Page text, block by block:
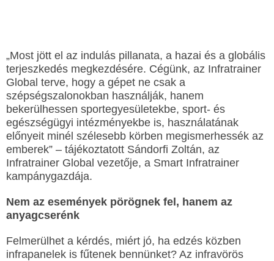
„Most jött el az indulás pillanata, a hazai és a globális
terjeszkedés megkezdésére. Cégünk, az Infratrainer
Global terve, hogy a gépet ne csak a
szépségszalonokban használják, hanem
bekerülhessen sportegyesületekbe, sport- és
egészségügyi intézményekbe is, használatának
előnyeit minél szélesebb körben megismerhessék az
emberek” – tájékoztatott Sándorfi Zoltán, az
Infratrainer Global vezetője, a Smart Infratrainer
kampánygazdája.
Nem az események pörögnek fel, hanem az
anyagcserénk
Felmerülhet a kérdés, miért jó, ha edzés közben
infrapanelek is fűtenek bennünket? Az infravörös